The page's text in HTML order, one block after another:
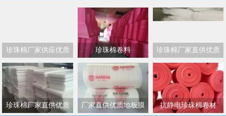
珍珠棉厂家供应优质
EPE珍珠棉及珍珠棉护
角
珍珠棉卷料
珍珠棉厂家直供优质
EPE珍珠棉袋
珍珠棉厂家直供优质
厂家直供优质地板膜 抗静电珍珠棉卷材